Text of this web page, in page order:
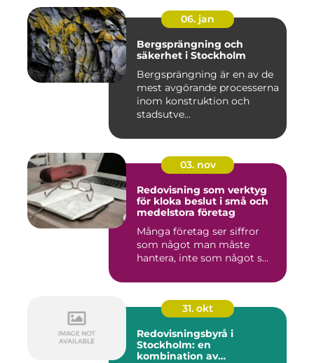
06. jan
Bergsprängning och
säkerhet i Stockholm
Bergsprängning är en av de
mest avgörande processerna
inom konstruktion och
stadsutve...
03. nov
Redovisning som verktyg
för kloka beslut i små och
medelstora företag
Många företag ser siffror
som något man måste
hantera, inte som något s...
31. okt
Redovisningsbyrå i
Stockholm: en
kombination av